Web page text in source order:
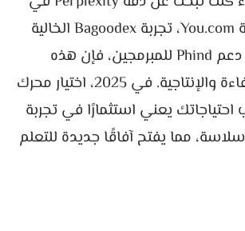
البحوث، خصوصية You.com، تجربة Bagoodex الخالية
من الإعلانات، أو دعم Phind للمبرمجين، فإن هذه
الأدوات تعزز الكفاءة والإنتاجية. في 2025، اختيار محرك
يعني استثمارًا في تجربة
مما يفتح آفاقًا جديدة للتعلم